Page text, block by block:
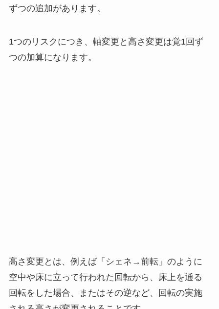
ずつの追加があります。
1つのリスクにつき、軸変更と高さ変更は覚1回ず
つの加算になります。
高さ変更とは、例えば「シェネ→前転」のように
空中や床に立って行われた回転から、床上を通る
回転をした場合、またはその逆など、回転の実施